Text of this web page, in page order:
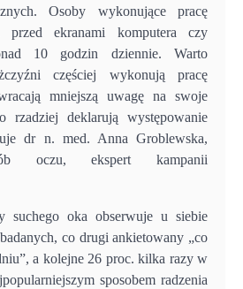
Osoby wykonujące pracę
przed ekranami komputera czy
10 godzin dziennie. Warto
częściej wykonują pracę
mniejszą uwagę na swoje
rzadziej deklarują występowanie
dr n. med. Anna Groblewska,
oczu, ekspert kampanii
suchego oka obserwuje u siebie
co drugi ankietowany „co
a kolejne 26 proc. kilka razy w
sposobem radzenia